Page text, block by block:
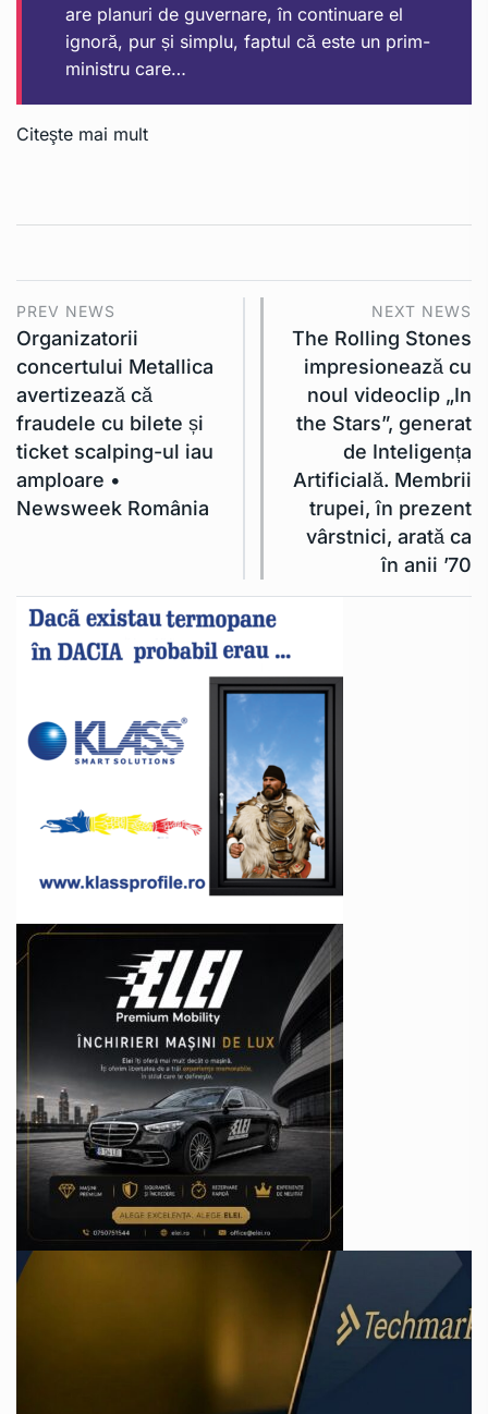
are planuri de guvernare, în continuare el
ignoră, pur și simplu, faptul că este un prim-
ministru care…
Citeşte mai mult
PREV NEWS
Organizatorii
concertului Metallica
avertizează că
fraudele cu bilete și
ticket scalping-ul iau
amploare •
Newsweek România
NEXT NEWS
The Rolling Stones
impresionează cu
noul videoclip „In
the Stars”, generat
de Inteligența
Artificială. Membrii
trupei, în prezent
vârstnici, arată ca
în anii ’70